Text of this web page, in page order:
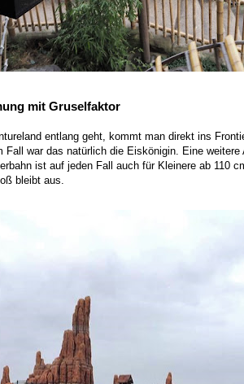
mit Gruselfaktor
entlang geht, kommt man direkt ins
Fall war das natürlich die Eiskönigin. Eine
ist auf jeden Fall auch für Kleinere ab 110
bleibt aus.